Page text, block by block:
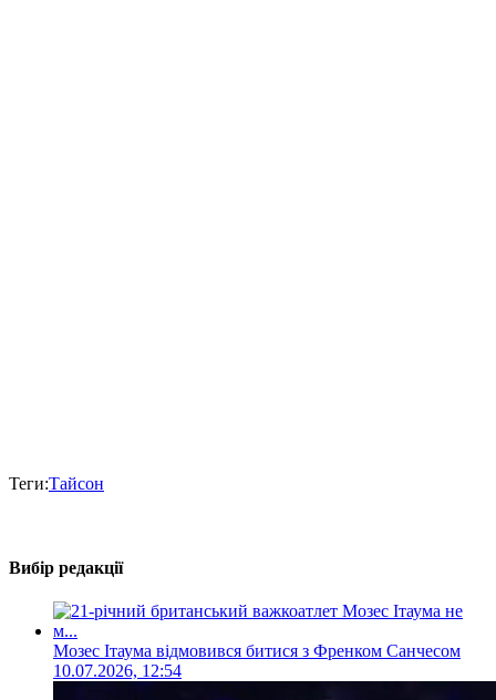
Теги:Тайсон
Вибір редакції
Мозес Ітаума відмовився битися з Френком Санчесом
10.07.2026, 12:54